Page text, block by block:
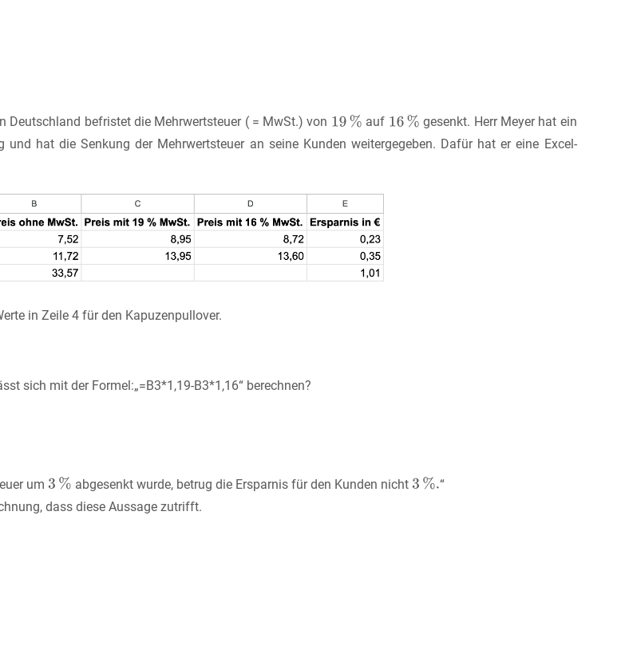
Deutschland befristet die Mehrwertsteuer ( = MwSt.) von auf
gesenkt. Herr Meyer hat ein
und hat die Senkung der Mehrwertsteuer an seine Kunden weitergegeben. Dafür hat er eine Excel-
in Zeile 4 für den Kapuzenpullover.
sich mit der Formel:„=B3*1,19-B3*1,16“ berechnen?
um
abgesenkt wurde, betrug die Ersparnis für den Kunden nicht
“
dass diese Aussage zutrifft.